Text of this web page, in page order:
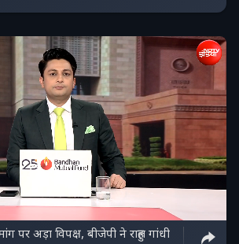
पर अड़ा विपक्ष, बीजेपी ने राहुल गांधी